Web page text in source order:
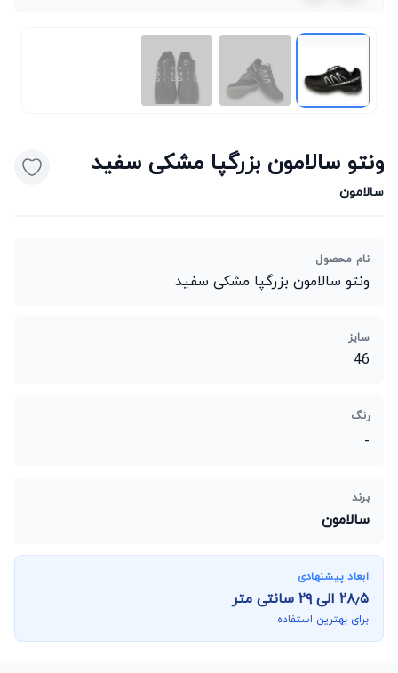
ونتو سالامون بزرگپا مشکی سفید
سالامون
نام محصول
ونتو سالامون بزرگپا مشکی سفید
سایز
46
رنگ
-
برند
سالامون
ابعاد پیشنهادی
۲۸٫۵ الی۲۹سانتی متر
برای بهترین استفاده